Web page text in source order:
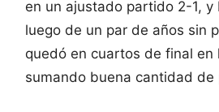
en un ajustado partido 2-1, y
luego de un par de años sin
quedó en cuartos de final en
sumando buena cantidad de